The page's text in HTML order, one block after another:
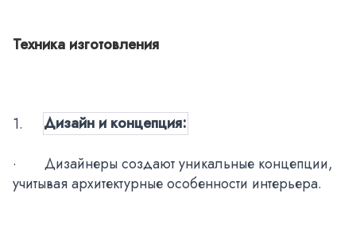
Техника изготовления
1. Дизайн и концепция:
· Дизайнеры создают уникальные концепции,
учитывая архитектурные особенности интерьера.